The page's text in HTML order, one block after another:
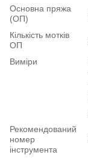
Основна пряжа
(ОП)
Кількість мотків
ОП
Виміри
Рекомендований
номер
інструмента